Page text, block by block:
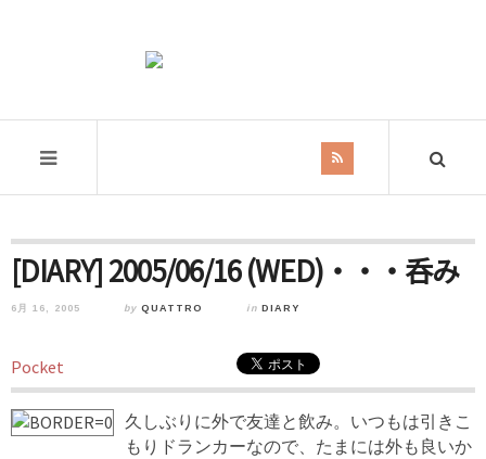
[DIARY] 2005/06/16 (WED)・・・呑み
6月 16, 2005 by QUATTRO in DIARY
Pocket
久しぶりに外で友達と飲み。いつもは引きこ
もりドランカーなので、たまには外も良いか